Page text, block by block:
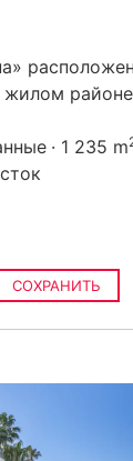
1 235 m
СОХРАНИТЬ